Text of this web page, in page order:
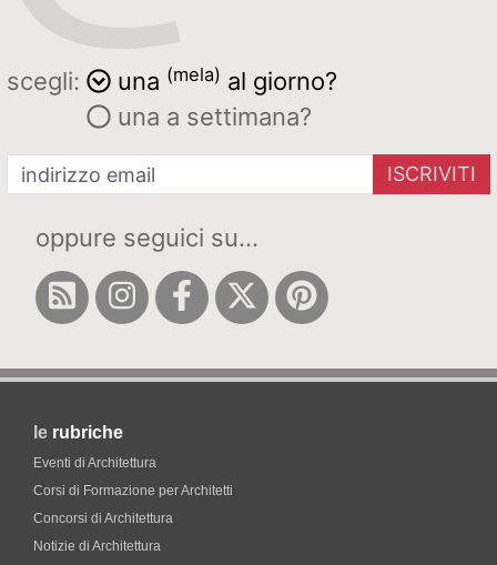
scegli: una (mela) al giorno?
una a settimana?
ISCRIVITI
oppure seguici su...
le rubriche
Eventi di Architettura
Corsi di Formazione per Architetti
Concorsi di Architettura
Notizie di Architettura